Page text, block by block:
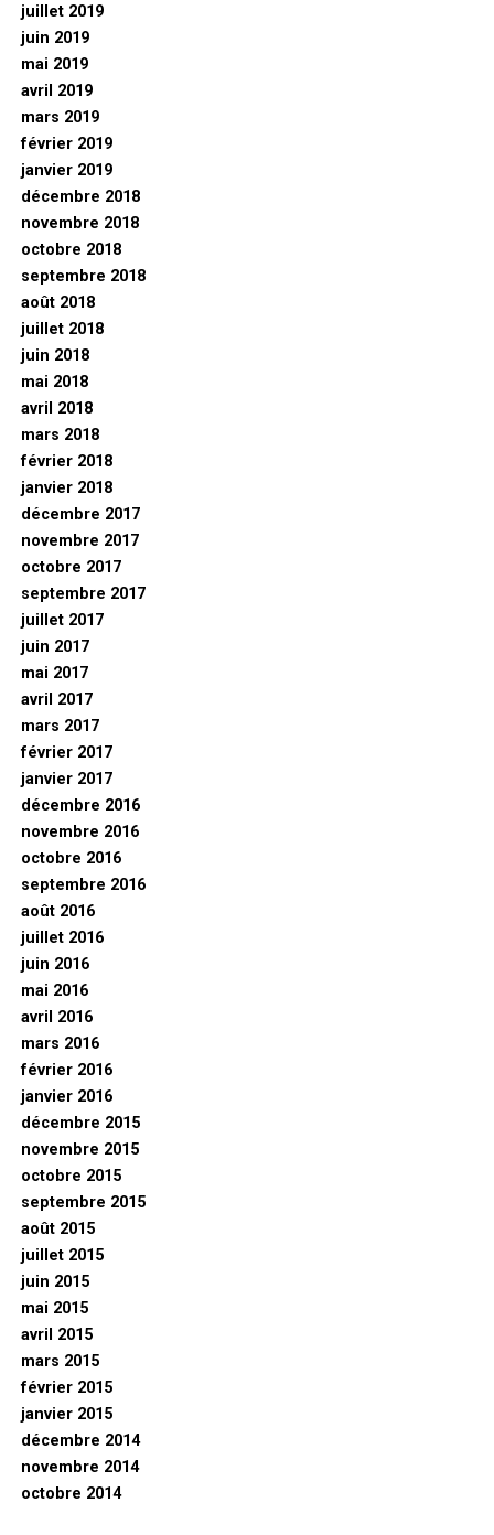
juillet 2019
juin 2019
mai 2019
avril 2019
mars 2019
février 2019
janvier 2019
décembre 2018
novembre 2018
octobre 2018
septembre 2018
août 2018
juillet 2018
juin 2018
mai 2018
avril 2018
mars 2018
février 2018
janvier 2018
décembre 2017
novembre 2017
octobre 2017
septembre 2017
juillet 2017
juin 2017
mai 2017
avril 2017
mars 2017
février 2017
janvier 2017
décembre 2016
novembre 2016
octobre 2016
septembre 2016
août 2016
juillet 2016
juin 2016
mai 2016
avril 2016
mars 2016
février 2016
janvier 2016
décembre 2015
novembre 2015
octobre 2015
septembre 2015
août 2015
juillet 2015
juin 2015
mai 2015
avril 2015
mars 2015
février 2015
janvier 2015
décembre 2014
novembre 2014
octobre 2014